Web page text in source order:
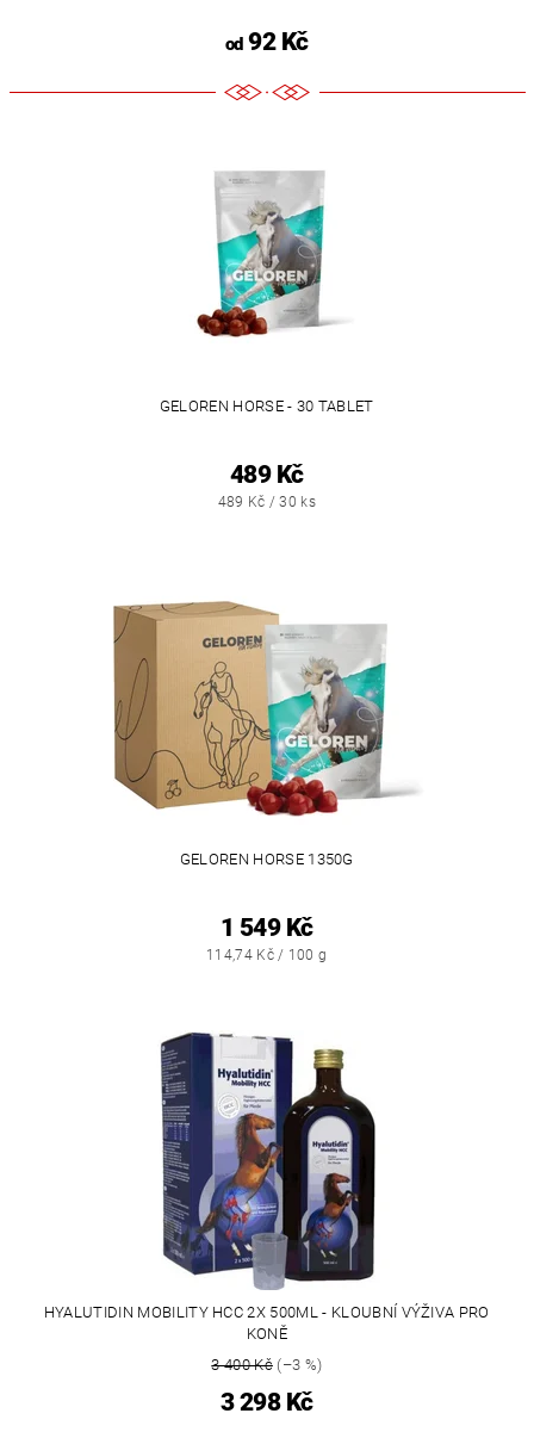
od92 Kč
GELOREN HORSE - 30 TABLET
489 Kč
489 Kč / 30 ks
GELOREN HORSE 1350G
1 549 Kč
114,74 Kč / 100 g
HYALUTIDIN MOBILITY HCC 2X 500ML - KLOUBNÍ VÝŽIVA PRO
KONĚ
3 400 Kč(–3 %)
3 298 Kč